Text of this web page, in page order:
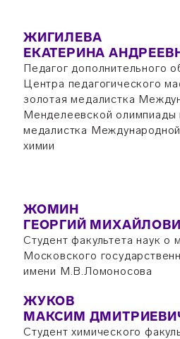
ЖИГИЛЕВА
ЕКАТЕРИНА
Педагог дополнительного
Центра педагогического
золотая медалистка
Менделеевской олимпиады
медалистка
химии
ЖОМИН
ГЕОРГИЙ
Студент факультета наук о
Московского
имени М.В.Ломоносова
ЖУКОВ
МАКСИМ
Студент химического